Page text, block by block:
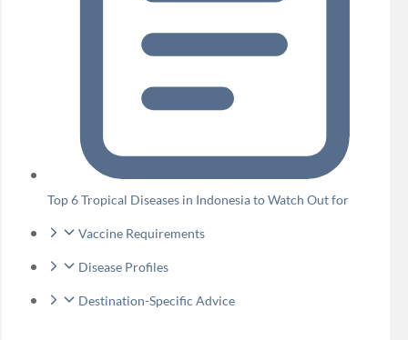
Top 6 Tropical Diseases in Indonesia to Watch Out for
Vaccine Requirements
Disease Profiles
Destination-Specific Advice